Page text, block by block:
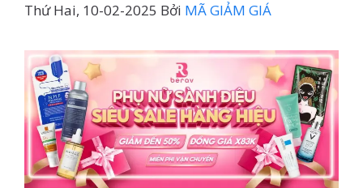
Thứ Hai, 10-02-2025 Bởi MÃ GIẢM GIÁ